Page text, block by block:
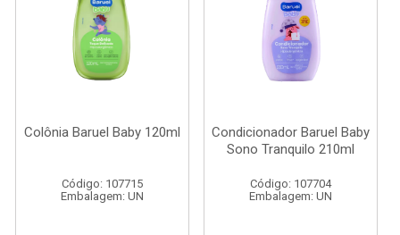
Colônia Baruel Baby 120ml
Código: 107715
Embalagem: UN
Condicionador Baruel Baby
Sono Tranquilo 210ml
Código: 107704
Embalagem: UN